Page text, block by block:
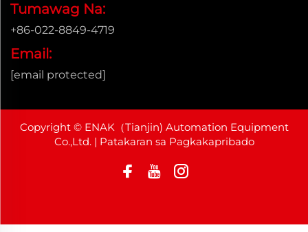
Tumawag Na:
+86-022-8849-4719
Email:
[email protected]
Copyright © ENAK（Tianjin) Automation Equipment
Co.,Ltd. | Patakaran sa Pagkakapribado